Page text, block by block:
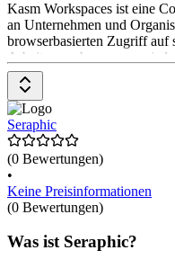
Kasm Workspaces ist eine
an Unternehmen und
browserbasierten Zugriff auf
Arbeitsumgebungen von
bietet Funktionen wie
App-Streaming und
Kasm Workspaces
verschiedenen Vorschriften.
Community Edition und
Seraphic
(0 Bewertungen)
•
Keine Preisinformationen
(0 Bewertungen)
Was ist Seraphic?